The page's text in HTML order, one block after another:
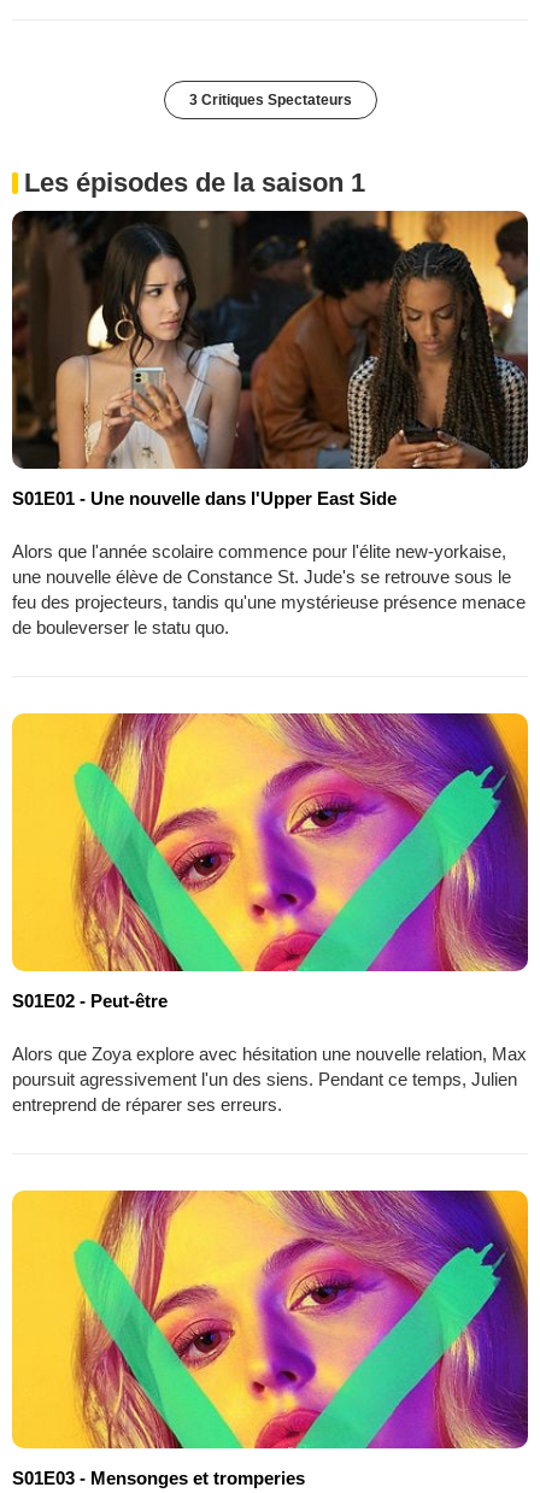
3 Critiques Spectateurs
Les épisodes de la saison 1
S01E01 - Une nouvelle dans l'Upper East Side
Alors que l'année scolaire commence pour l'élite new-yorkaise,
une nouvelle élève de Constance St. Jude's se retrouve sous le
feu des projecteurs, tandis qu'une mystérieuse présence menace
de bouleverser le statu quo.
S01E02 - Peut-être
Alors que Zoya explore avec hésitation une nouvelle relation, Max
poursuit agressivement l'un des siens. Pendant ce temps, Julien
entreprend de réparer ses erreurs.
S01E03 - Mensonges et tromperies